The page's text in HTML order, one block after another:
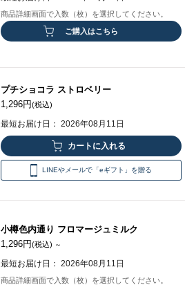
商品詳細画面で入数（枚）を選択してください。
ご購入はこちら
プチショコラ ストロベリー
1,296円(税込)
最短お届け日： 2026年08月11日
LINEやメールで「eギフト」を贈る
小樽色内通り フロマージュミルク
1,296円(税込) ～
最短お届け日： 2026年08月11日
商品詳細画面で入数（枚）を選択してください。